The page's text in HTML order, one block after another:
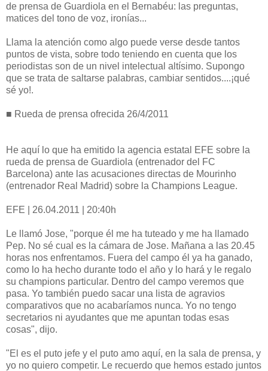
de prensa de Guardiola en el Bernabéu: las preguntas,
matices del tono de voz, ironías...
Llama la atención como algo puede verse desde tantos
puntos de vista, sobre todo teniendo en cuenta que los
periodistas son de un nivel intelectual altísimo. Supongo
que se trata de saltarse palabras, cambiar sentidos....¡qué
sé yo!.
■ Rueda de prensa ofrecida 26/4/2011
He aquí lo que ha emitido la agencia estatal EFE sobre la
rueda de prensa de Guardiola (entrenador del FC
Barcelona) ante las acusaciones directas de Mourinho
(entrenador Real Madrid) sobre la Champions League.
EFE | 26.04.2011 | 20:40h
Le llamó Jose, "porque él me ha tuteado y me ha llamado
Pep. No sé cual es la cámara de Jose. Mañana a las 20.45
horas nos enfrentamos. Fuera del campo él ya ha ganado,
como lo ha hecho durante todo el año y lo hará y le regalo
su champions particular. Dentro del campo veremos que
pasa. Yo también puedo sacar una lista de agravios
comparativos que no acabaríamos nunca. Yo no tengo
secretarios ni ayudantes que me apuntan todas esas
cosas", dijo.
"El es el puto jefe y el puto amo aquí, en la sala de prensa, y
yo no quiero competir. Le recuerdo que hemos estado juntos